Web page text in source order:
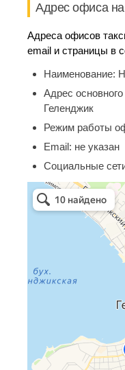
Адрес офиса на
Адреса офисов
email и страницы в
Наименование:
Адрес
Геленджик
Режим работы
Email: не указан
Социальные